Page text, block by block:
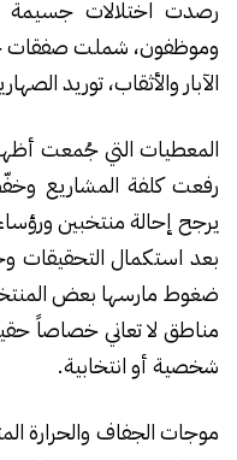
رصدت اختلالات جسيمة
وموظفون، شملت صفقات
الآبار والأثقاب، توريد
المعطيات التي جُمعت
رفعت كلفة المشاريع
يرجح إحالة منتخبين
بعد استكمال التحقيقات
ضغوط مارسها بعض
مناطق لا تعاني خصاصاً
شخصية أو انتخابية.
موجات الجفاف والحرارة